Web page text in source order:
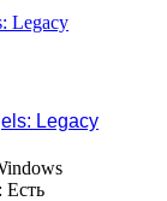
Legacy
: Есть